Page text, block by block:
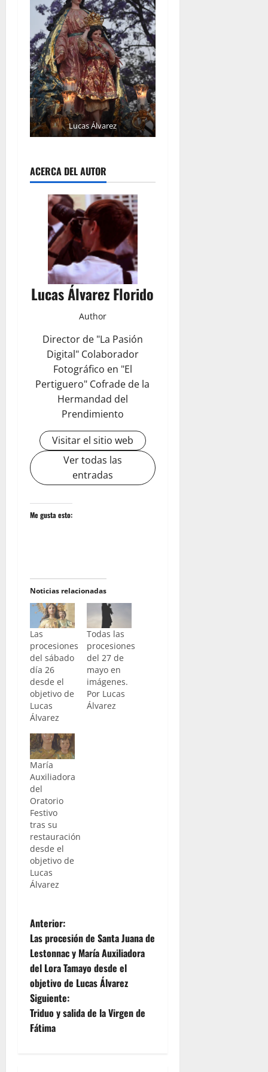
Lucas Álvarez
ACERCA DEL AUTOR
Lucas Álvarez Florido
Author
Director de "La Pasión
Digital" Colaborador
Fotográfico en "El
Pertiguero" Cofrade de la
Hermandad del
Prendimiento
Visitar el sitio web
Ver todas las
entradas
Me gusta esto:
Noticias relacionadas
Las
procesiones
del sábado
día 26
desde el
objetivo de
Lucas
Álvarez
Todas las
procesiones
del 27 de
mayo en
imágenes.
Por Lucas
Álvarez
María
Auxiliadora
del
Oratorio
Festivo
tras su
restauración
desde el
objetivo de
Lucas
Álvarez
N
a
v
e
g
Anterior:
Las procesión de Santa Juana de
Lestonnac y María Auxiliadora
del Lora Tamayo desde el
objetivo de Lucas Álvarez
Siguiente:
Triduo y salida de la Virgen de
Fátima